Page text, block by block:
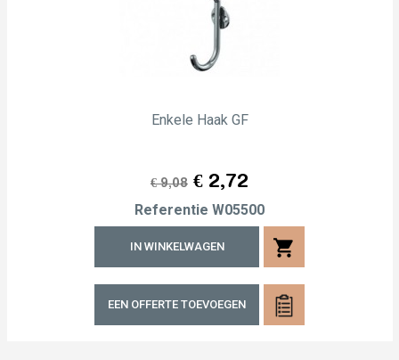
Enkele Haak GF
Normale
€ 9,08 Prijs
€ 2,72
Referentie W05500
IN WINKELWAGEN shopping_cart
EEN OFFERTE TOEVOEGEN